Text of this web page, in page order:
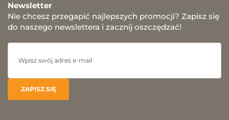
Newsletter
Nie chcesz przegapić najlepszych promocji? Zapisz się
do naszego newslettera i zacznij oszczędzać!